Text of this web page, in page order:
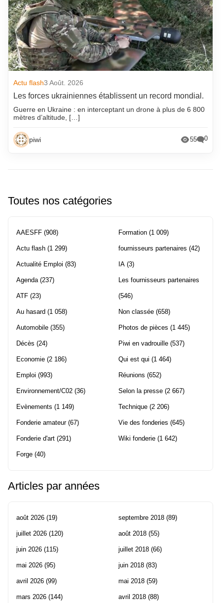
Actu flash3 Août. 2026
Les forces ukrainiennes établissent un record mondial.
Guerre en Ukraine : en interceptant un drone à plus de 6 800
mètres d’altitude, […]
piwi 55 0
Toutes nos catégories
AAESFF (908)
Actu flash (1 299)
Actualité Emploi (83)
Agenda (237)
ATF (23)
Au hasard (1 058)
Automobile (355)
Décès (24)
Economie (2 186)
Emploi (993)
Environnement/C02 (36)
Evènements (1 149)
Fonderie amateur(67)
Fonderie d'art (291)
Forge (40)
Formation (1 009)
fournisseurs partenaires (42)
IA (3)
Les fournisseurs partenaires
(546)
Non classée (658)
Photos de pièces (1 445)
Piwi en vadrouille (537)
Qui est qui (1 464)
Réunions (652)
Selon la presse (2 667)
Technique (2 206)
Vie des fonderies (645)
Wiki fonderie (1 642)
Articles par années
août 2026 (19)
juillet 2026 (120)
juin 2026 (115)
mai 2026 (95)
avril 2026 (99)
mars 2026 (144)
septembre 2018 (89)
août 2018 (55)
juillet 2018 (66)
juin 2018 (83)
mai 2018 (59)
avril 2018 (88)